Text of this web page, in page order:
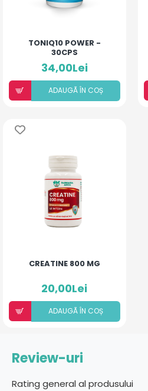
TONIQ10 POWER -
30CPS
34,00Lei
ADAUGÃ ÎN COȘ
CREATINE 800 MG
20,00Lei
ADAUGÃ ÎN COȘ
Review-uri
Rating general al produsului